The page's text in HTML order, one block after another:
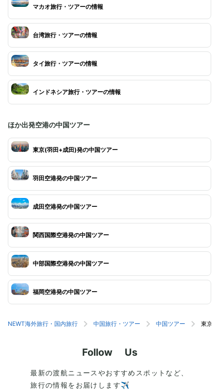
マカオ旅行・ツアーの情報
台湾旅行・ツアーの情報
タイ旅行・ツアーの情報
インドネシア旅行・ツアーの情報
ほか出発空港の中国ツアー
東京(羽田+成田)発の中国ツアー
羽田空港発の中国ツアー
成田空港発の中国ツアー
関西国際空港発の中国ツアー
中部国際空港発の中国ツアー
福岡空港発の中国ツアー
NEWT海外旅行・国内旅行 中国旅行・ツアー 中国ツアー 東京(
Follow Us
最新の渡航ニュースやおすすめスポットなど、
旅行の情報をお届けします✈️